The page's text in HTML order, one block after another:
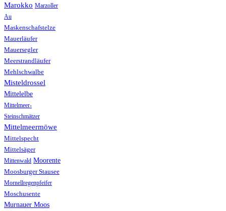
Marokko Marzoller
Au
Maskenschafstelze
Mauerläufer
Mauersegler
Meerstrandläufer
Mehlschwalbe
Misteldrossel
Mittelelbe
Mittelmeer-
Steinschmätzer
Mittelmeermöwe
Mittelspecht
Mittelsäger
Mittenwald Moorente
Moosburger Stausee
Mornellregenpfeifer
Moschusente
Murnauer Moos